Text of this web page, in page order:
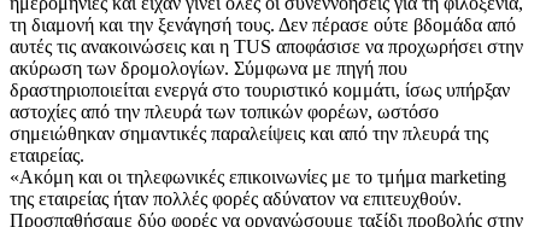
τη διαμονή και την ξενάγησή τους. Δεν πέρασε ούτε βδομάδα από
αυτές τις ανακοινώσεις και η TUS αποφάσισε να προχωρήσει στην
ακύρωση των δρομολογίων. Σύμφωνα με πηγή που
δραστηριοποιείται ενεργά στο τουριστικό κομμάτι, ίσως υπήρξαν
αστοχίες από την πλευρά των τοπικών φορέων, ωστόσο
σημειώθηκαν σημαντικές παραλείψεις και από την πλευρά της
εταιρείας.
«Ακόμη και οι τηλεφωνικές επικοινωνίες με το τμήμα marketing
της εταιρείας ήταν πολλές φορές αδύνατον να επιτευχθούν.
Προσπαθήσαμε δύο φορές να οργανώσουμε ταξίδι προβολής στην